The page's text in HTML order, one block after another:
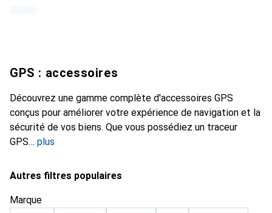
GPS : accessoires
Découvrez une gamme complète d'accessoires GPS
conçus pour améliorer votre expérience de navigation et la
sécurité de vos biens. Que vous possédiez un traceur
GPS
plus
Autres filtres populaires
Marque